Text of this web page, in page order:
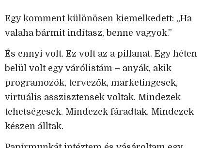
Egy komment különösen kiemelkedett: „Ha
valaha bármit indítasz, benne vagyok.”
És ennyi volt. Ez volt az a pillanat. Egy héten
belül volt egy várólistám – anyák, akik
programozók, tervezők, marketingesek,
virtuális asszisztensek voltak. Mindezek
tehetségesek. Mindezek fáradtak. Mindezek
készen álltak.